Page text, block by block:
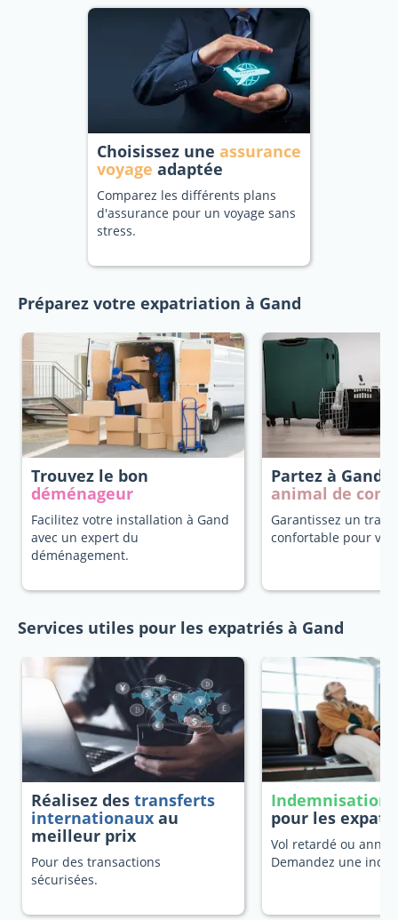
Choisissez une assurance
voyage adaptée
Comparez les différents plans
d'assurance pour un voyage sans
stress.
Préparez votre expatriation à Gand
Trouvez le bon
déménageur
Facilitez votre installation à Gand
avec un expert du
déménagement.
Partez à Gand
animal de
Garantissez un
confortable pour
Services utiles pour les expatriés à Gand
Réalisez des transferts
internationaux au
meilleur prix
Pour des transactions
sécurisées.
Indemnisation
pour les
Vol retardé ou
Demandez une